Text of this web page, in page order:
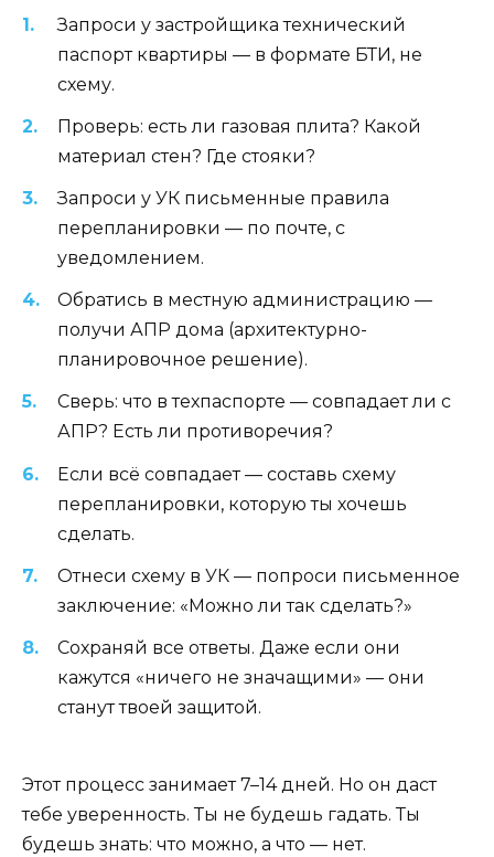
Запроси у застройщика технический
паспорт квартиры — в формате БТИ, не
схему.
Проверь: есть ли газовая плита? Какой
материал стен? Где стояки?
Запроси у УК письменные правила
перепланировки — по почте, с
уведомлением.
Обратись в местную администрацию —
получи АПР дома (архитектурно-
планировочное решение).
Сверь: что в техпаспорте — совпадает ли с
АПР? Есть ли противоречия?
Если всё совпадает — составь схему
перепланировки, которую ты хочешь
сделать.
Отнеси схему в УК — попроси письменное
заключение: «Можно ли так сделать?»
Сохраняй все ответы. Даже если они
кажутся «ничего не значащими» — они
станут твоей защитой.
Этот процесс занимает 7–14 дней. Но он даст
тебе уверенность. Ты не будешь гадать. Ты
будешь знать: что можно, а что — нет.